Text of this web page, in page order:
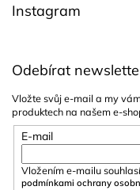
Instagram
Odebírat
Vložte svůj e-mail a my
produktech na našem e-
E-mail
Vložením e-mailu
podmínkami ochrany